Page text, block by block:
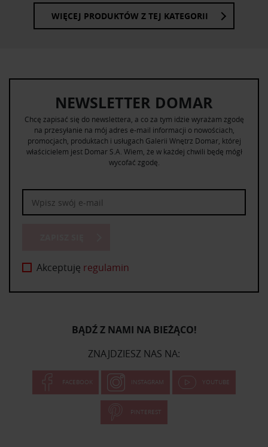
WIĘCEJ PRODUKTÓW Z TEJ KATEGORII
NEWSLETTER DOMAR
Chcę zapisać się do newslettera, a co za tym idzie wyrażam zgodę
na przesyłanie na mój adres e-mail informacji o nowościach,
promocjach, produktach i usługach Galerii Wnętrz Domar, której
właścicielem jest Domar S.A. Wiem, że w każdej chwili będę mógł
wycofać zgodę.
Akceptuję regulamin
BĄDŹ Z NAMI NA BIEŻĄCO!
ZNAJDZIESZ NAS NA:
FACEBOOK INSTAGRAM YOUTUBE
PINTEREST